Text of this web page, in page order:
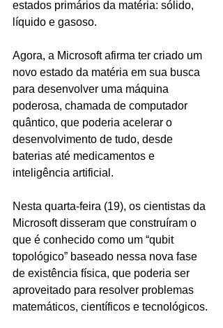
estados primários da matéria: sólido,
líquido e gasoso.
Agora, a Microsoft afirma ter criado um
novo estado da matéria em sua busca
para desenvolver uma máquina
poderosa, chamada de computador
quântico, que poderia acelerar o
desenvolvimento de tudo, desde
baterias até medicamentos e
inteligência artificial.
Nesta quarta-feira (19), os cientistas da
Microsoft disseram que construíram o
que é conhecido como um “qubit
topológico” baseado nessa nova fase
de existência física, que poderia ser
aproveitado para resolver problemas
matemáticos, científicos e tecnológicos.